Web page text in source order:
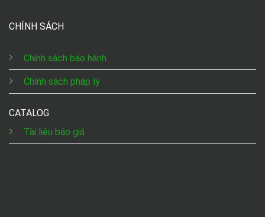
CHÍNH SÁCH
Chính sách bảo hành
Chính sách pháp lý
CATALOG
Tài liệu báo giá